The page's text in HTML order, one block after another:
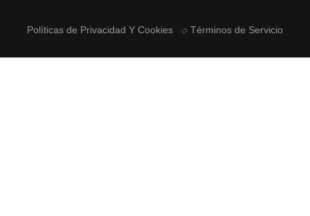
Políticas de Privacidad Y Cookies Términos de Servicio